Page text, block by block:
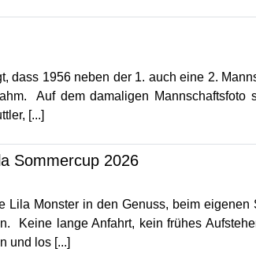
dass 1956 neben der 1. auch eine 2.
Auf dem damaligen Mannschaftsfoto
[...]
Sommercup 2026
Lila Monster in den Genuss, beim eigenen
Keine lange Anfahrt, kein frühes
und los [...]